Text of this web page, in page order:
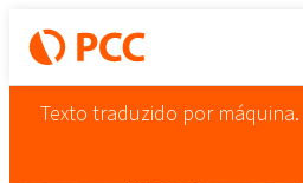
Texto traduzido por